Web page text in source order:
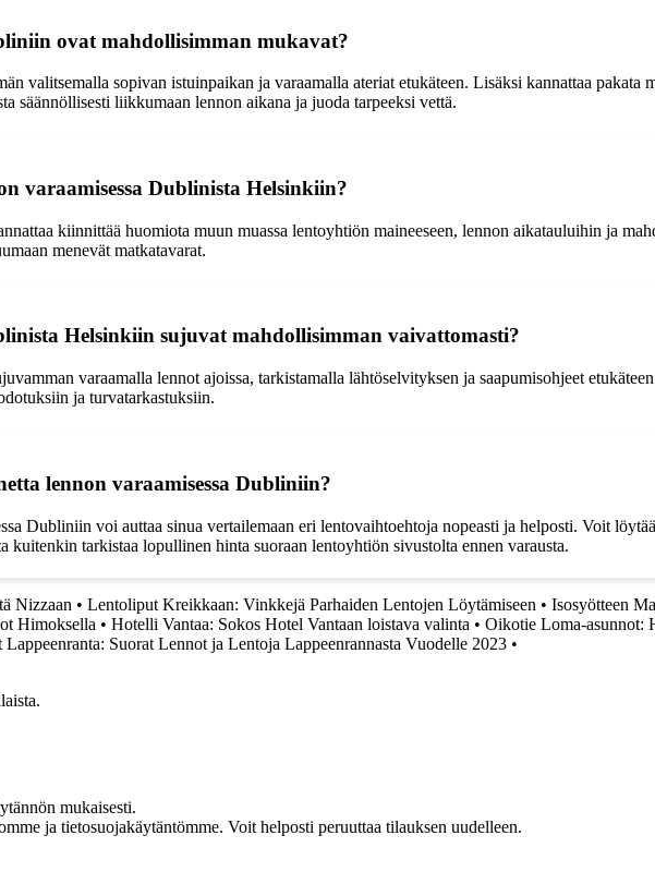
ovat mahdollisimman mukavat?
valitsemalla sopivan istuinpaikan ja varaamalla ateriat etukäteen. Lisäksi kannattaa pakata
säännöllisesti liikkumaan lennon aikana ja juoda tarpeeksi vettä.
varaamisessa Dublinista Helsinkiin?
kiinnittää huomiota muun muassa lentoyhtiön maineeseen, lennon aikatauluihin ja
menevät matkatavarat.
Helsinkiin sujuvat mahdollisimman vaivattomasti?
varaamalla lennot ajoissa, tarkistamalla lähtöselvityksen ja saapumisohjeet
ja turvatarkastuksiin.
lennon varaamisessa Dubliniin?
Dubliniin voi auttaa sinua vertailemaan eri lentovaihtoehtoja nopeasti ja helposti. Voit
tarkistaa lopullinen hinta suoraan lentoyhtiön sivustolta ennen varausta.
Nizzaan • Lentoliput Kreikkaan: Vinkkejä Parhaiden Lentojen Löytämiseen • Isosyötteen
Himoksella • Hotelli Vantaa: Sokos Hotel Vantaan loistava valinta • Oikotie Loma-asunnot:
Lappeenranta: Suorat Lennot ja Lentoja Lappeenrannasta Vuodelle 2023 •
mukaisesti.
ja tietosuojakäytäntömme. Voit helposti peruuttaa tilauksen uudelleen.